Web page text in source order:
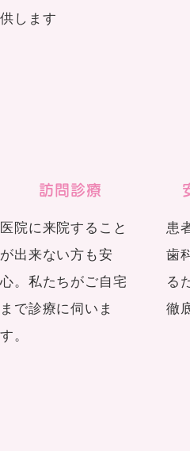
供します
訪問診療
医院に来院すること
が出来ない方も安
心。私たちがご自宅
まで診療に伺いま
す。
患
歯
る
徹